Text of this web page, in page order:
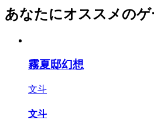
あなたにオススメのゲ
霧夏邸幻想
文斗
文斗